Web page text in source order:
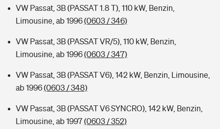
VW Passat, 3B (PASSAT 1.8 T), 110 kW, Benzin,
Limousine, ab 1996(0603 / 346)
VW Passat, 3B (PASSAT VR/5), 110 kW, Benzin,
Limousine, ab 1996(0603 / 347)
VW Passat, 3B (PASSAT V6), 142 kW, Benzin, Limousine,
ab 1996(0603 / 348)
VW Passat, 3B (PASSAT V6 SYNCRO), 142 kW, Benzin,
Limousine, ab 1997(0603 / 352)